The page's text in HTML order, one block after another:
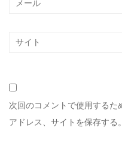
次回のコメントで使用する
アドレス、サイトを保存する。